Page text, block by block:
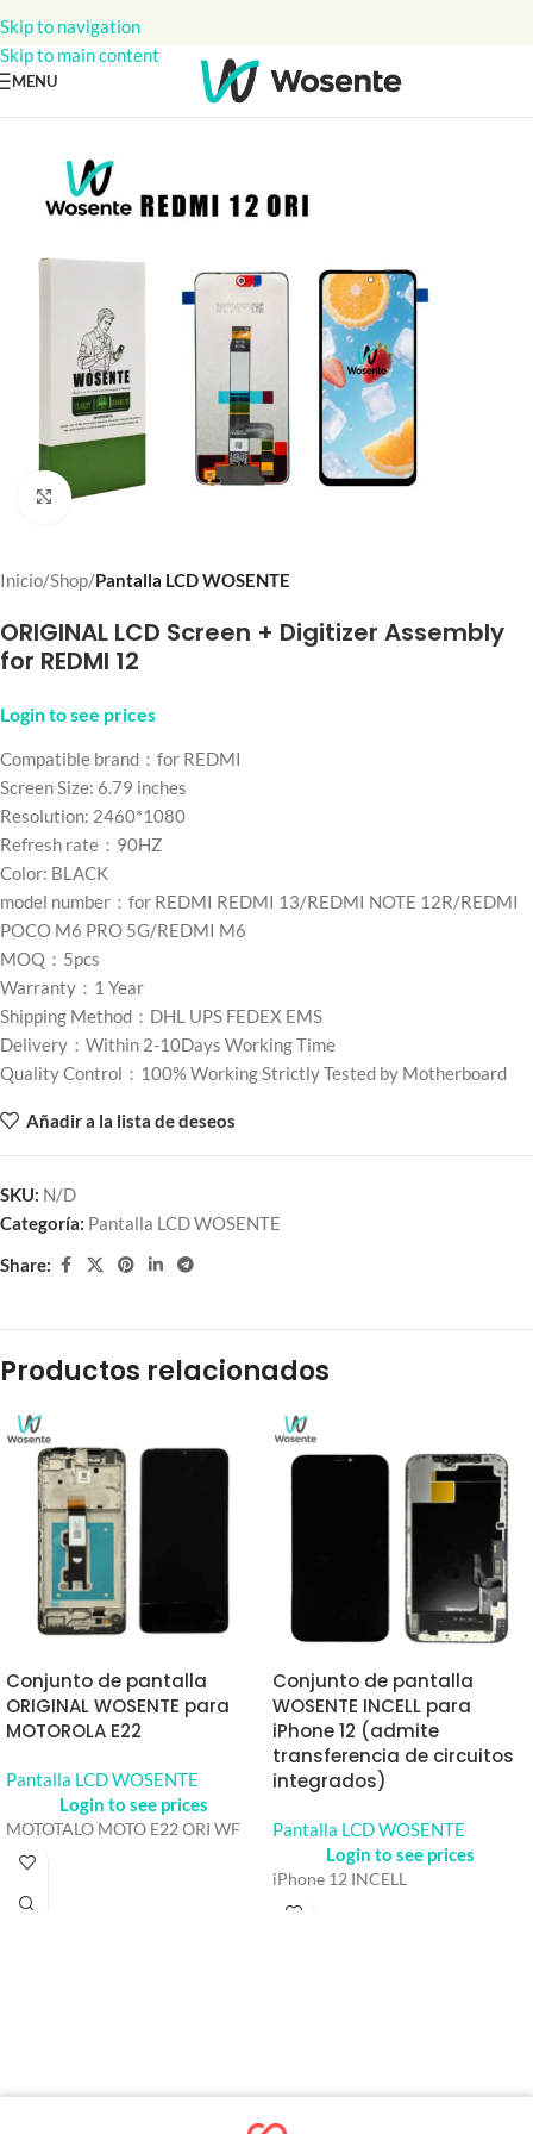
Skip to navigation
Skip to main content
MENU
Click to enlarge
Inicio Shop Pantalla LCD WOSENTE
ORIGINAL LCD Screen + Digitizer Assembly
for REDMI 12
Login to see prices
Compatible brand：for REDMI
Screen Size: 6.79 inches
Resolution: 2460*1080
Refresh rate：90HZ
Color: BLACK
model number：for REDMI REDMI 13/REDMI NOTE 12R/REDMI
POCO M6 PRO 5G/REDMI M6
MOQ：5pcs
Warranty：1 Year
Shipping Method：DHL UPS FEDEX EMS
Delivery：Within 2-10Days Working Time
Quality Control：100% Working Strictly Tested by Motherboard
Añadir a la lista de deseos
SKU: N/D
Categoría: Pantalla LCD WOSENTE
Share:
Productos relacionados
Conjunto de pantalla
ORIGINAL WOSENTE para
MOTOROLA E22
Pantalla LCD WOSENTE
Login to see prices
MOTOTALO MOTO E22 ORI WF
Conjunto de pantalla
WOSENTE INCELL para
iPhone 12 (admite
transferencia de circuitos
integrados)
Pantalla LCD WOSENTE
Login to see prices
iPhone 12 INCELL